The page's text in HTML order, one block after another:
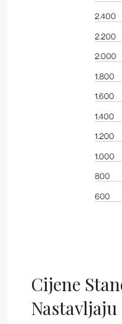
Cijene
Nastavljaju